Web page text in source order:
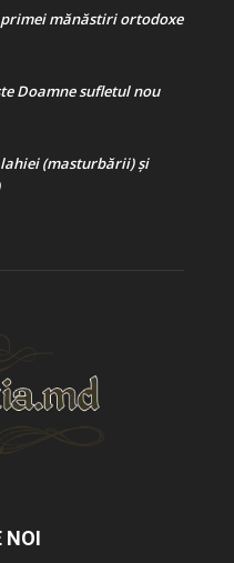
mănăstiri ortodoxe
Doamne sufletul nou
(masturbării) şi
NOI